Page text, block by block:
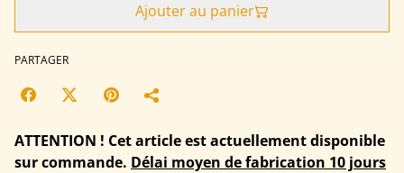
Ajouter au panier
PARTAGER
ATTENTION ! Cet article est actuellement disponible
sur commande. Délai moyen de fabrication 10 jours